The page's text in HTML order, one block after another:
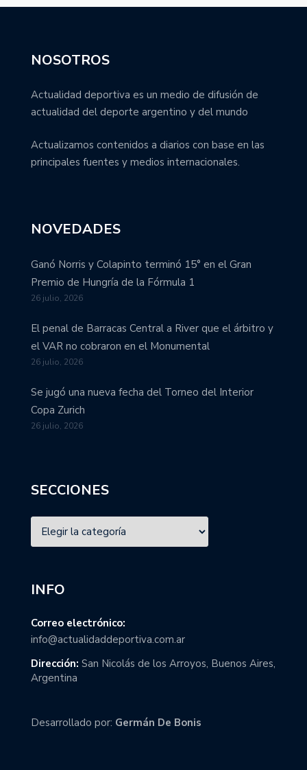
NOSOTROS
Actualidad deportiva es un medio de difusión de
actualidad del deporte argentino y del mundo
Actualizamos contenidos a diarios con base en las
principales fuentes y medios internacionales.
NOVEDADES
Ganó Norris y Colapinto terminó 15° en el Gran
Premio de Hungría de la Fórmula 1
26 julio, 2026
El penal de Barracas Central a River que el árbitro y
el VAR no cobraron en el Monumental
26 julio, 2026
Se jugó una nueva fecha del Torneo del Interior
Copa Zurich
26 julio, 2026
SECCIONES
INFO
Correo electrónico:
info@actualidaddeportiva.com.ar
Dirección: San Nicolás de los Arroyos, Buenos Aires,
Argentina
Desarrollado por: Germán De Bonis